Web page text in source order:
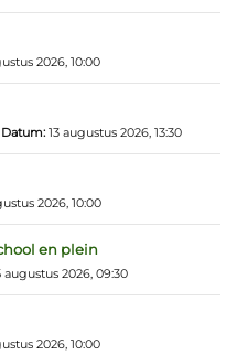
2026, 10:00
Datum: 13 augustus 2026, 13:30
2026, 10:00
en plein
augustus 2026, 09:30
2026, 10:00